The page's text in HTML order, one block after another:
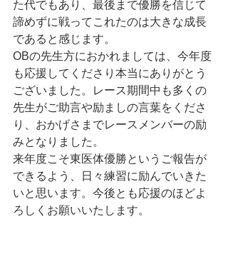
た代でもあり、最後まで優勝を信じて
諦めずに戦ってこれたのは大きな成長
であると感じます。
OBの先生方におかれましては、今年度
も応援してくださり本当にありがとう
ございました。レース期間中も多くの
先生がご助言や励ましの言葉をくださ
り、おかげさまでレースメンバーの励
みとなりました。
来年度こそ東医体優勝というご報告が
できるよう、日々練習に励んでいきた
いと思います。今後とも応援のほどよ
ろしくお願いいたします。